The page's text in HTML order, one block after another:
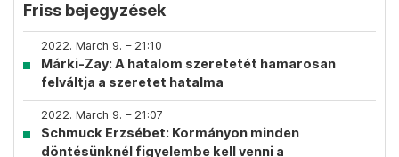
Friss bejegyzések
2022. March 9. – 21:10
Márki-Zay: A hatalom szeretetét hamarosan
felváltja a szeretet hatalma
2022. March 9. – 21:07
Schmuck Erzsébet: Kormányon minden
döntésünknél figyelembe kell venni a